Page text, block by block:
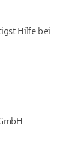
Hilfe bei